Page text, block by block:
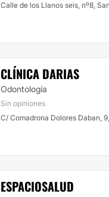
Calle de los Llanos seis, nº8,
CLÍNICA DARIAS
Odontología
Sin opiniones
C/ Comadrona Dolores Daban,
ESPACIOSALUD